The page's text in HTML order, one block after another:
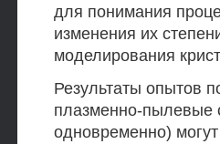
для понимания
изменения их
моделирования
Результаты опытов
плазменно-пылевые
одновременно)